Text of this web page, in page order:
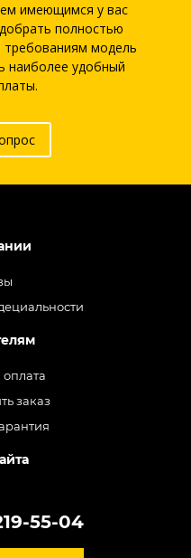
имеющимся у вас
полностью
модель
наиболее удобный
оплата
заказ
55-04